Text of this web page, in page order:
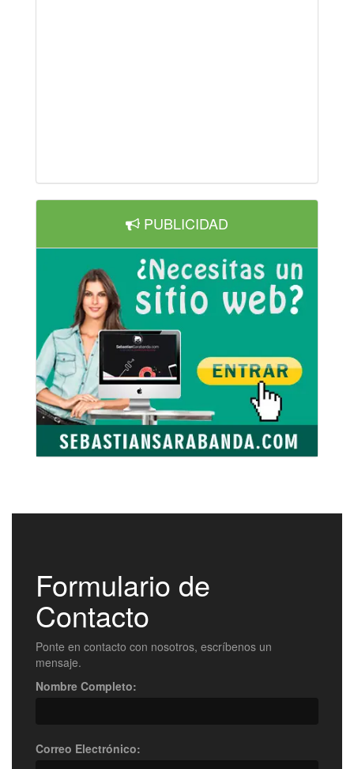
PUBLICIDAD
Formulario de
Contacto
Ponte en contacto con nosotros, escríbenos un
mensaje.
Nombre Completo:
Correo Electrónico: